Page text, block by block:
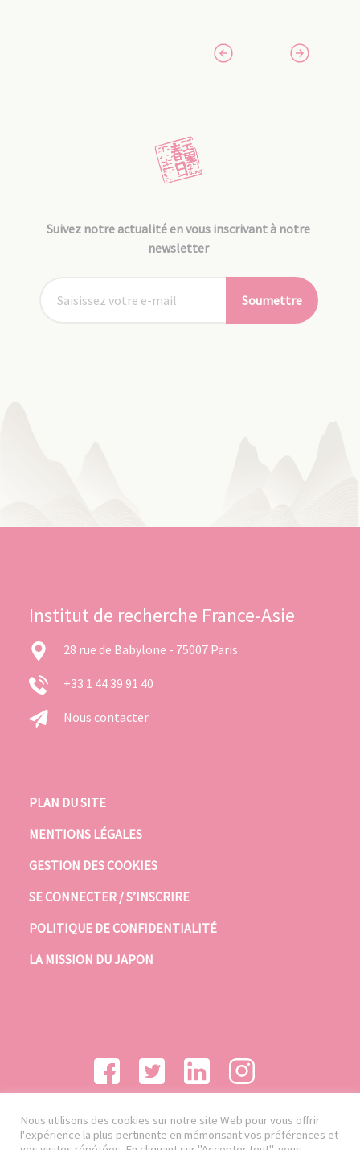
Suivez notre actualité en vous inscrivant à notre
newsletter
Soumettre
Institut de recherche France-Asie
28 rue de Babylone - 75007 Paris
+33 1 44 39 91 40
Nous contacter
PLAN DU SITE
MENTIONS LÉGALES
GESTION DES COOKIES
SE CONNECTER / S’INSCRIRE
POLITIQUE DE CONFIDENTIALITÉ
LA MISSION DU JAPON
Nous utilisons des cookies sur notre site Web pour vous offrir
l'expérience la plus pertinente en mémorisant vos préférences et